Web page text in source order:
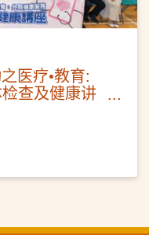
医疗•教育:
查及健康讲